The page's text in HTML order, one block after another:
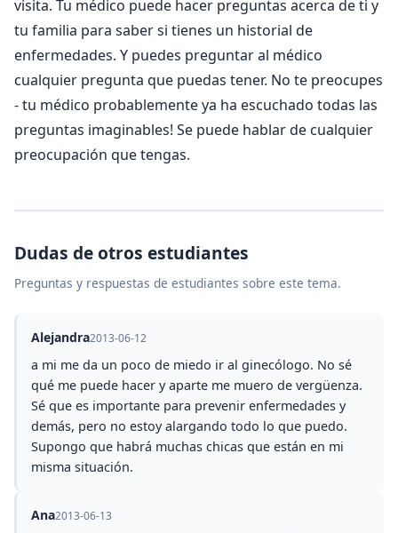
visita. Tu médico puede hacer preguntas acerca de ti y
tu familia para saber si tienes un historial de
enfermedades. Y puedes preguntar al médico
cualquier pregunta que puedas tener. No te preocupes
- tu médico probablemente ya ha escuchado todas las
preguntas imaginables! Se puede hablar de cualquier
preocupación que tengas.
Dudas de otros estudiantes
Preguntas y respuestas de estudiantes sobre este tema.
Alejandra2013-06-12
a mi me da un poco de miedo ir al ginecólogo. No sé
qué me puede hacer y aparte me muero de vergüenza.
Sé que es importante para prevenir enfermedades y
demás, pero no estoy alargando todo lo que puedo.
Supongo que habrá muchas chicas que están en mi
misma situación.
Ana2013-06-13